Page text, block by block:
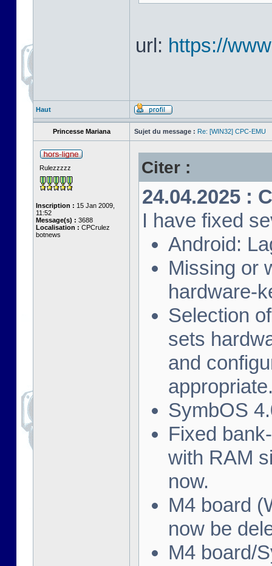
url: https://
Haut
Princesse Mariana Sujet du message : Re: [WIN32] CPC-EMU
Rulezzzzz
Inscription : 15 Jan 2009,
11:52
Message(s) : 3688
Localisation : CPCrulez
botnews
Citer :
24.04.2025 :
I have fixed
Android:
Missing or
hardware-
Selection
sets
and
SymbOS
Fixed
with RAM
now.
M4 board
now be
M4 board/